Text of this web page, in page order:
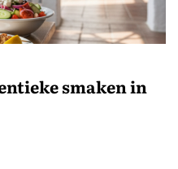
smaken in